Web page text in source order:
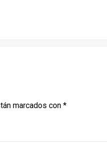
marcados con *